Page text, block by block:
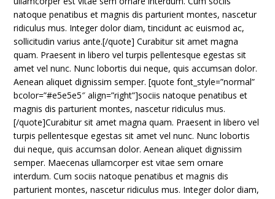
natoque penatibus et magnis dis parturient montes, nascetur
ridiculus mus. Integer dolor diam, tincidunt ac euismod ac,
sollicitudin varius ante.[/quote] Curabitur sit amet magna
quam. Praesent in libero vel turpis pellentesque egestas sit
amet vel nunc. Nunc lobortis dui neque, quis accumsan dolor.
Aenean aliquet dignissim semper. [quote font_style=”normal”
bcolor=”#e5e5e5″ align=”right”]sociis natoque penatibus et
magnis dis parturient montes, nascetur ridiculus mus.
[/quote]Curabitur sit amet magna quam. Praesent in libero vel
turpis pellentesque egestas sit amet vel nunc. Nunc lobortis
dui neque, quis accumsan dolor. Aenean aliquet dignissim
semper. Maecenas ullamcorper est vitae sem ornare
interdum. Cum sociis natoque penatibus et magnis dis
parturient montes, nascetur ridiculus mus. Integer dolor diam,